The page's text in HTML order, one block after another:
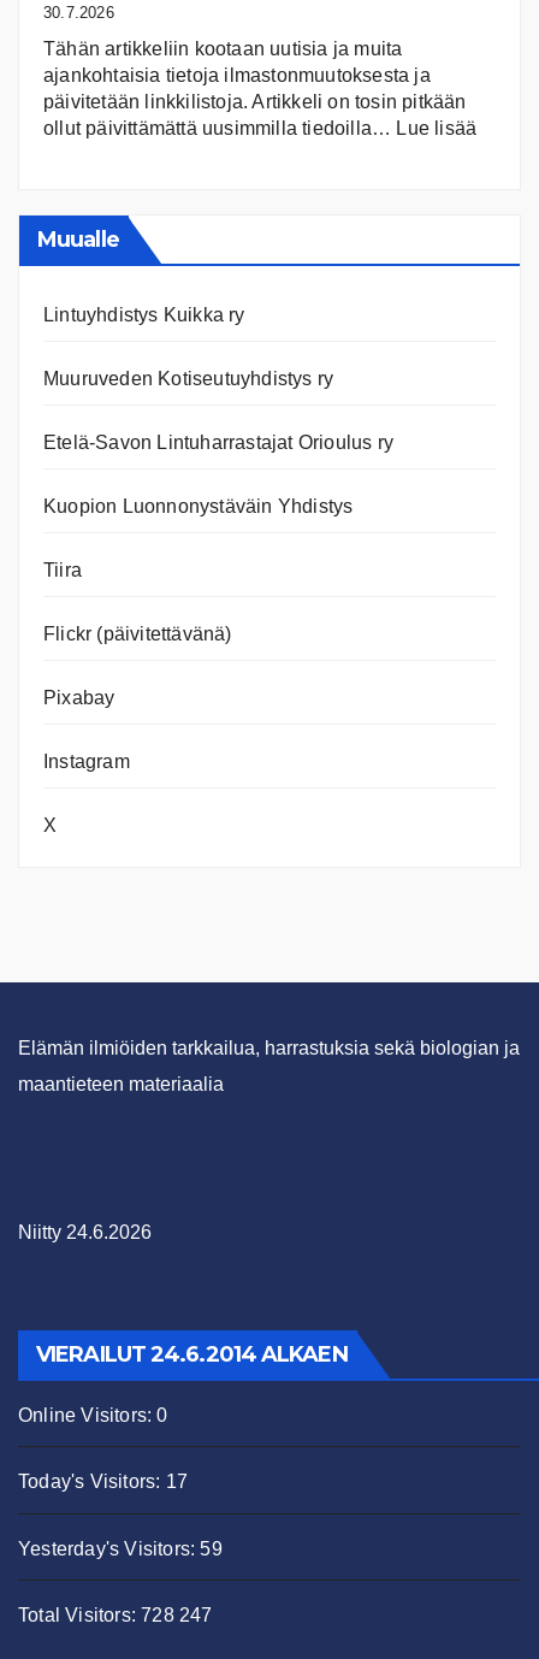
30.7.2026
Tähän artikkeliin kootaan uutisia ja muita
ajankohtaisia tietoja ilmastonmuutoksesta ja
päivitetään linkkilistoja. Artikkeli on tosin pitkään
ollut päivittämättä uusimmilla tiedoilla… Lue lisää
Muualle
Lintuyhdistys Kuikka ry
Muuruveden Kotiseutuyhdistys ry
Etelä-Savon Lintuharrastajat Orioulus ry
Kuopion Luonnonystäväin Yhdistys
Tiira
Flickr (päivitettävänä)
Pixabay
Instagram
X
Elämän ilmiöiden tarkkailua, harrastuksia sekä biologian ja
maantieteen materiaalia
Niitty 24.6.2026
VIERAILUT 24.6.2014 ALKAEN
Online Visitors:0
Today's Visitors: 17
Yesterday's Visitors:59
Total Visitors:728 247